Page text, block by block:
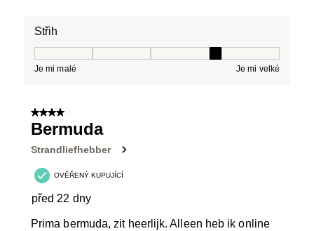
Střih
Je mi malé Je mi velké
4 z 5 hvězdiček.
Bermuda
Strandliefhebber
OVĚŘENÝ KUPUJÍCÍ
před 22 dny
Prima bermuda, zit heerlijk. Alleen heb ik online